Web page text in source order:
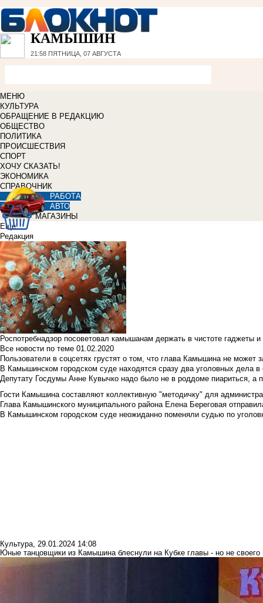
КАМЫШИН
21:58 ПЯТНИЦА, 07 АВГУСТА
МЕНЮ
КУЛЬТУРА
ОБРАЩЕНИЕ В РЕДАКЦИЮ
ОБЩЕСТВО
ПОЛИТИКА
ПРОИСШЕСТВИЯ
СПОРТ
ХОЧУ СКАЗАТЬ!
ЭКОНОМИКА
СПРАВОЧНИК
РАБОТА
АВТО
МАГАЗИНЫ
Еще
Редакция
Роспотребнадзор посоветовал камышанам держать в чистоте гаджеты
Все новости по теме 01.02.2020
Пользователи в соцсетях грустят о том, что глава Камышина не может
В Камышинском городском суде находятся сразу два уголовных дела
Депутату Госдумы Анне Кувычко надо было не в роддоме пиариться, а
Гости Камышина составляют коллективную "методичку" для
Глава Камышинского муниципального района Елена Береговая
В Камышинском городском суде неожиданно поменяли судью по
Культура, 29.01.2024 14:08
Юные танцовщики из Камышина блеснули на Кубке главы - но не